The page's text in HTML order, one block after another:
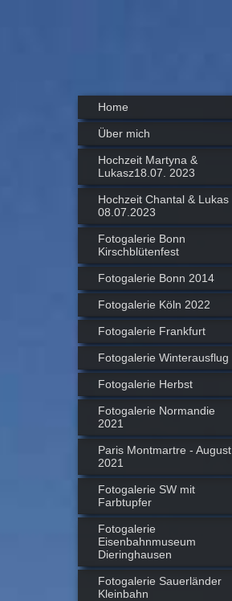
Home
Über mich
Hochzeit Martyna &
Lukasz18.07. 2023
Hochzeit Chantal & Lukas
08.07.2023
Fotogalerie Bonn
Kirschblütenfest
Fotogalerie Bonn 2014
Fotogalerie Köln 2022
Fotogalerie Frankfurt
Fotogalerie Winterausflug
Fotogalerie Herbst
Fotogalerie Normandie
2021
Paris Montmartre - August
2021
Fotogalerie SW mit
Farbtupfer
Fotogalerie
Eisenbahnmuseum
Dieringhausen
Fotogalerie Sauerländer
Kleinbahn